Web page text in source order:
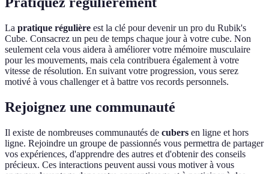
La pratique régulière est la clé pour devenir un pro du Rubik's
Cube. Consacrez un peu de temps chaque jour à votre cube. Non
seulement cela vous aidera à améliorer votre mémoire musculaire
pour les mouvements, mais cela contribuera également à votre
vitesse de résolution. En suivant votre progression, vous serez
motivé à vous challenger et à battre vos records personnels.
Rejoignez une communauté
Il existe de nombreuses communautés de cubers en ligne et hors
ligne. Rejoindre un groupe de passionnés vous permettra de partager
vos expériences, d'apprendre des autres et d'obtenir des conseils
précieux. Ces interactions peuvent aussi vous motiver à vous